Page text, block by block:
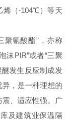
烯（-104℃）等天
聚氰酸酯”，亦称
沫PIR”或者“三聚
发生反应制成发
，是一种理想的
、适应性强。广
及建筑业保温隔